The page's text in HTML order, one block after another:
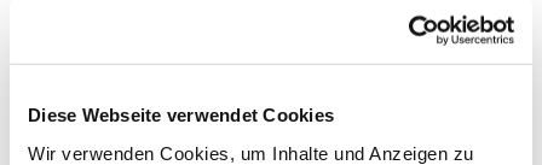
Diese Webseite verwendet Cookies
Wir verwenden Cookies, um Inhalte und Anzeigen zu